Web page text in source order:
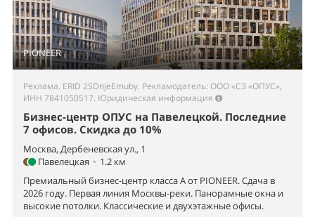
PIONEER
Реклама. ERID 2SDnjeEmuby. Рекламодатель: ООО «СЗ «ОПУС»,
ИНН 7841050517. Юридическая информация
Бизнес-центр ОПУС на Павелецкой. Последние
7 офисов. Скидка до 10%
Москва, Дербеневская ул., 1
Павелецкая • 1.2 км
Премиальный бизнес-центр класса А от PIONEER. Сдача в
2026 году. Первая линия Москвы-реки. Панорамные окна и
высокие потолки. Классические и двухэтажные офисы.